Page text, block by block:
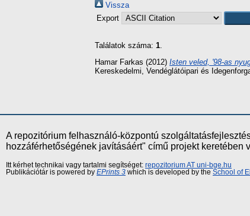
Vissza
Export
Találatok száma: 1.
Hamar Farkas (2012) Isten veled, '98-as
Kereskedelmi, Vendéglátóipari és
A repozitórium felhasználó-központú
hozzáférhetőségének javításáért" című projekt
Itt kérhet technikai vagy tartalmi segítséget: repozitorium AT uni-bge.hu
Publikációtár is powered by EPrints 3 which is developed by the School of